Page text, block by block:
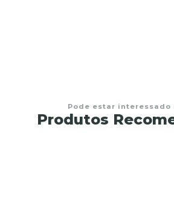
Pode estar interessado
Produtos